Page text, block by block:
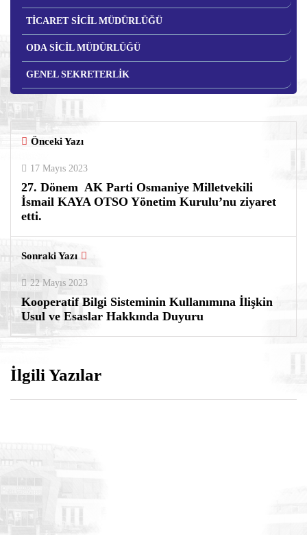
TİCARET SİCİL MÜDÜRLÜĞÜ
ODA SİCİL MÜDÜRLÜĞÜ
GENEL SEKRETERLİK
Önceki Yazı
17 Mayıs 2023
27. Dönem AK Parti Osmaniye Milletvekili
İsmail KAYA OTSO Yönetim Kurulu’nu ziyaret
etti.
Sonraki Yazı
22 Mayıs 2023
Kooperatif Bilgi Sisteminin Kullanımına İlişkin
Usul ve Esaslar Hakkında Duyuru
İlgili Yazılar